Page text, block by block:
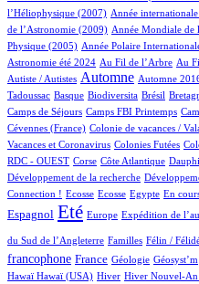
l’Héliophysique (2007)
1/615 Année
12/615
de l’Astronomie (2009)
2/615 Année Mondiale de
15/615
Physique (2005)
5/615 Année Polaire
2/615
1/615
14/615
Astronomie été 2024
13/615 Au Fil de l’Arbre
7/615 Au
1/615
1/615
1/615
Autiste / Autistes
280/615 Automne
3/615 Automne
5/615
1/615
2/615
Tadoussac
1/615 Basque
56/615 Biodiversita
1/615 Brésil
11/615
45/615
Camps de Séjours
1/615 Camps FBI Printemps
6/615
6/615
2/615
1/615
Cévennes (France)
1/615 Colonie de vacances /
2/615
3/615
Vacances et Coronavirus
1/615 Colonies Futées
1/615
1/615
3/615
RDC - OUEST
1/615 Corse
11/615 Côte Atlantique
1/615
1/615
1/615
Développement de la recherche
1/615
1/615
18/615
Connection !
1/615 Ecosse
1/615 Ecosse
1/615 Egypte
13/615 En
1/615
23/615
13/615
143/615
Espagnol
459/615 Eté
10/615 Europe
70/615 Expédition de
112/615
2/615
du Sud de l’Angleterre Familles Félin /
francophone
195/615 France
30/615 Géologie
1/615 Géosyst’m
1/615
1/615
1/615
3/615
2/615
Hawaï
2/615Hawaï (USA)
101/615 Hiver
15/615 Hiver Nouvel-An
8/615
1/615
1/615